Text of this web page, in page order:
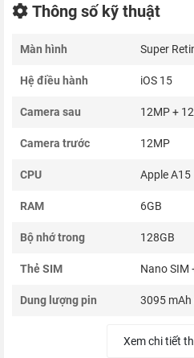
Thông số kỹ thuật
Màn hình Super
Hệ điều hành iOS 15
Camera sau 12MP +
Camera trước 12MP
CPU Apple A15
RAM 6GB
Bộ nhớ trong 128GB
Thẻ SIM Nano SIM
Dung lượng pin 3095
Xem chi tiết